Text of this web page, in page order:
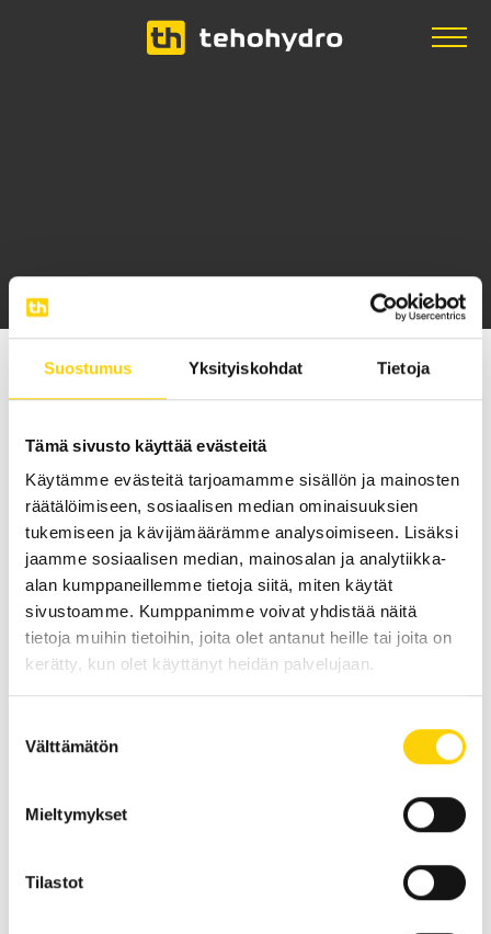
Suostumus Yksityiskohdat Tietoja
Tämä sivusto käyttää evästeitä
Käytämme evästeitä tarjoamamme sisällön ja mainosten
räätälöimiseen, sosiaalisen median ominaisuuksien
tukemiseen ja kävijämäärämme analysoimiseen. Lisäksi
jaamme sosiaalisen median, mainosalan ja analytiikka-
alan kumppaneillemme tietoja siitä, miten käytät
sivustoamme. Kumppanimme voivat yhdistää näitä
tietoja muihin tietoihin, joita olet antanut heille tai joita on
kerätty, kun olet käyttänyt heidän palvelujaan.
valinta
Välttämätön
Mieltymykset
Tilastot
| Hydac
Hydac
– EDELLINEN ARTIKKELI
Hansaflex
SEURAAVA ARTIKKELI –
SUN Hydraulics